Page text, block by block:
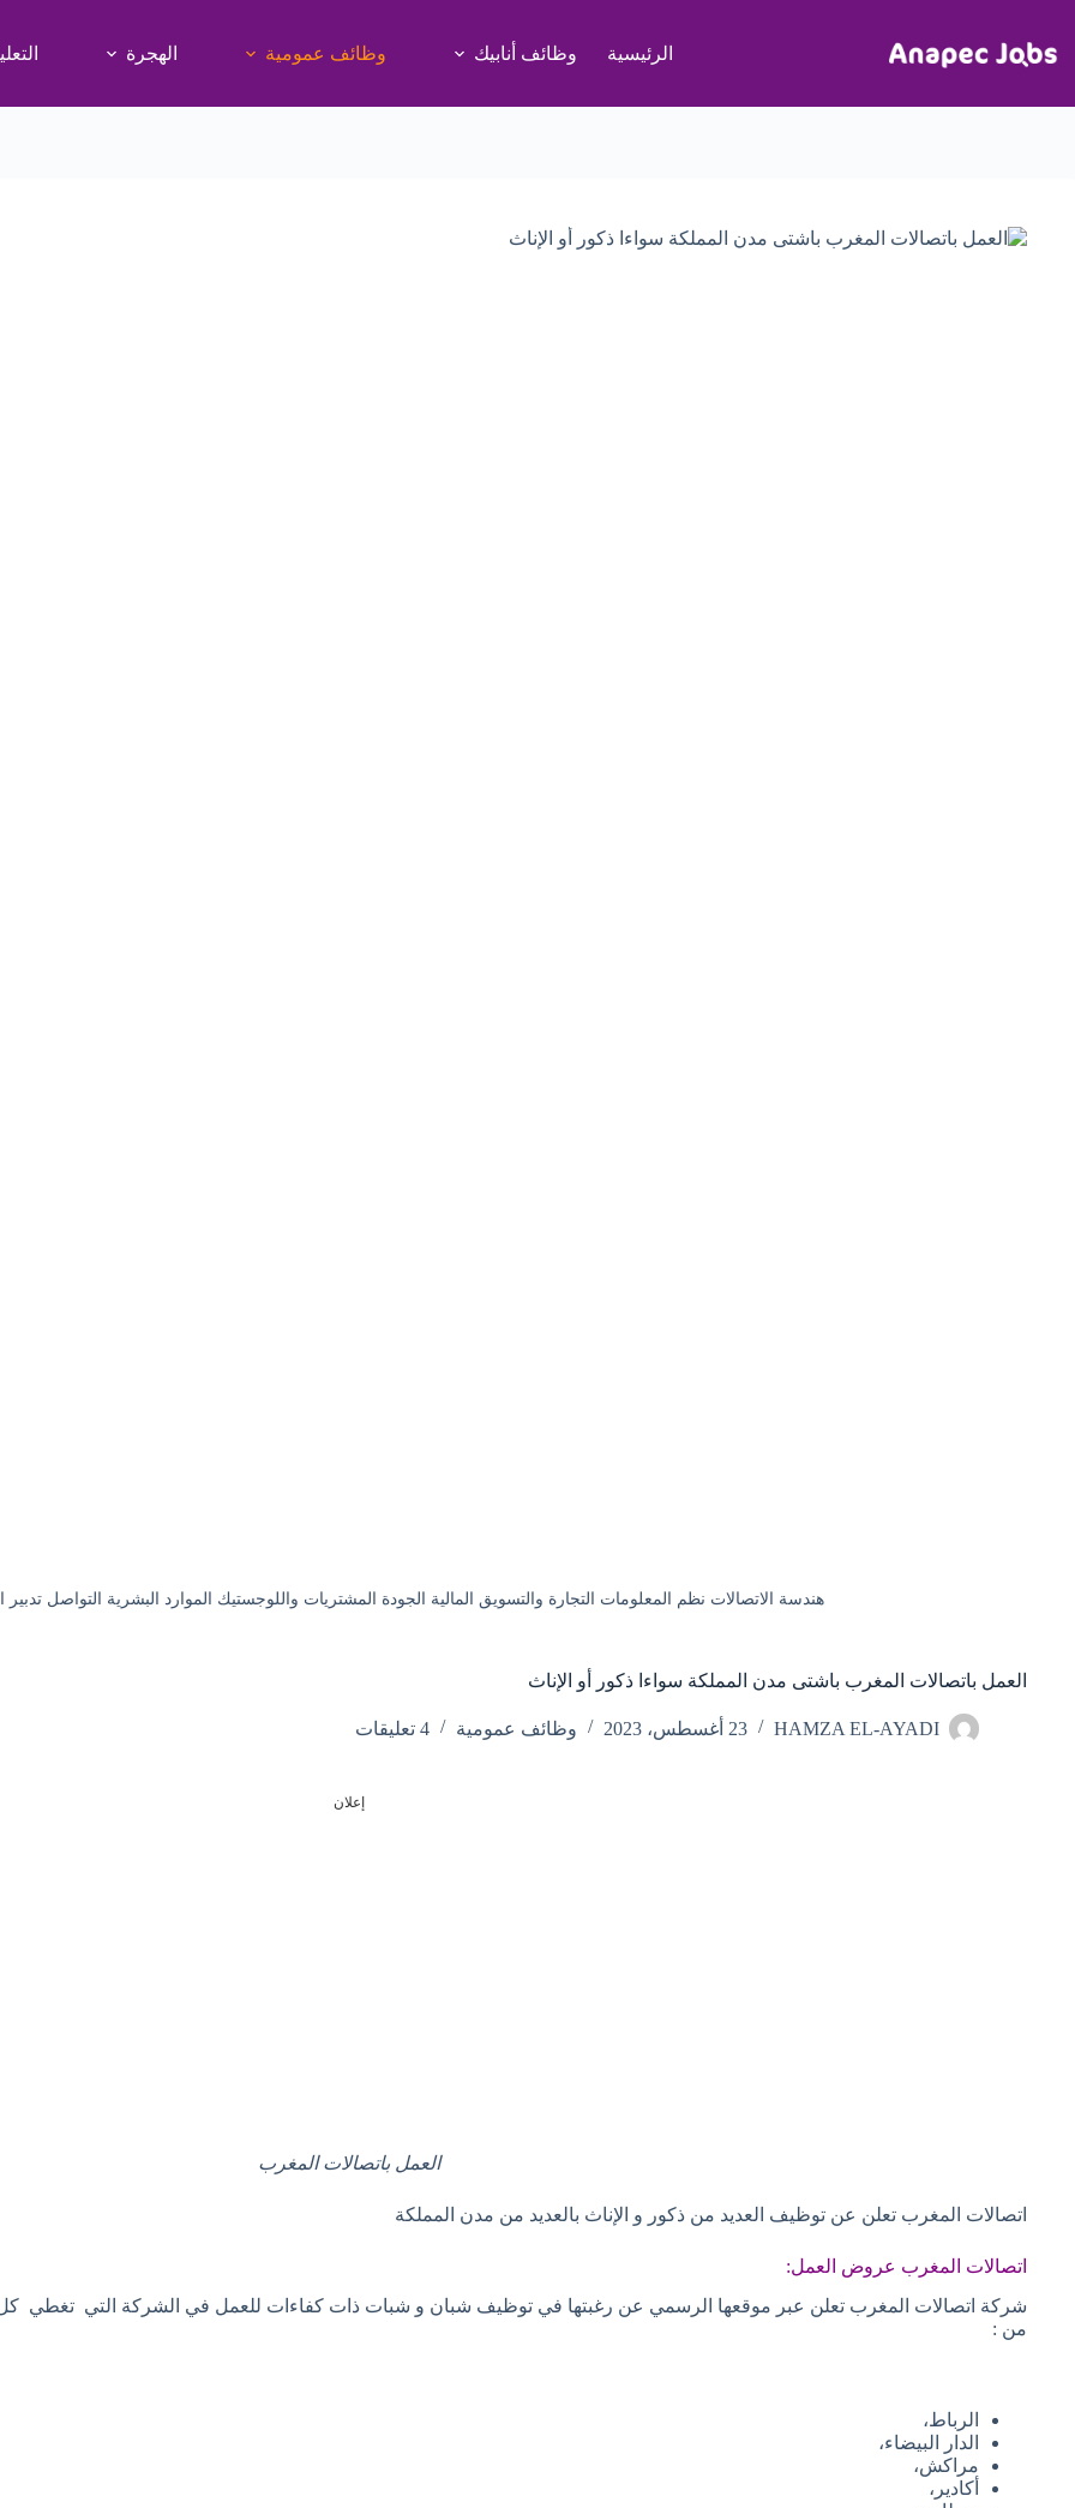
المحتوى
الرئيسية وظائف أنابيك وظائف عمومية الهجرة
هندسة الاتصالات نظم المعلومات التجارة والتسويق المالية الجودة المشتريات واللوجستيك الموارد البشرية التواصل تدبير
العمل باتصالات المغرب باشتى مدن المملكة سواءا ذكور أو الإناث
HAMZA EL-AYADI 23 أغسطس، 2023 وظائف عمومية 4 تعليقات
إعلان
العمل باتصالات المغرب
اتصالات المغرب تعلن عن توظيف العديد من ذكور و الإناث بالعديد من مدن المملكة
اتصالات المغرب عروض العمل:
شركة اتصالات المغرب تعلن عبر موقعها الرسمي عن رغبتها في توظيف شبان و شبات ذات كفاءات للعمل في الشركة التي تغطي كل
من :
الرباط،
الدار البيضاء،
مراكش،
أكادير،